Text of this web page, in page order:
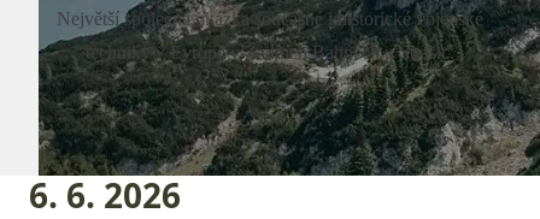
Největší společná ukázka současné i historické vojenské
techniky v Evropě v Zadních Bahnech u Strašic.
6. 6. 2026